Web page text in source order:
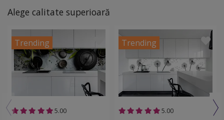
Alege calitate superioară
Trending
5.00
Trending
5.00